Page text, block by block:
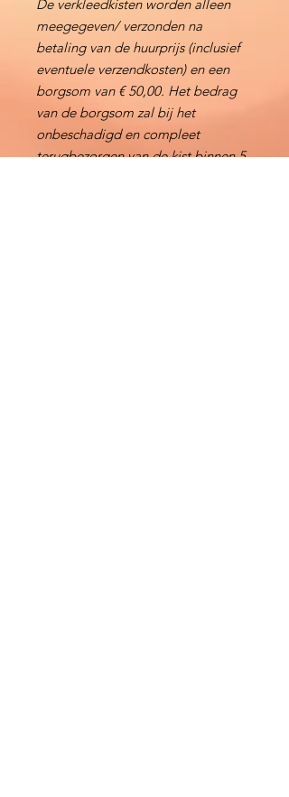
De verkleedkisten worden alleen
meegegeven/ verzonden na
betaling van de huurprijs (inclusief
eventuele verzendkosten) en een
borgsom van € 50,00. Het bedrag
van de borgsom zal bij het
onbeschadigd en compleet
terugbezorgen van de kist binnen 5